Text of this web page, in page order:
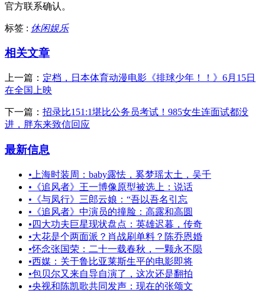
官方联系确认。
标签 : 休闲娱乐
相关文章
上一篇： 定档，日本体育动漫电影《排球少年！！》6月15日
在全国上映
下一篇： 招录比151:1堪比公务员考试！985女生连面试都没
进，胖东来致信回应
最新信息
• 上海时装周：baby露怯，奚梦瑶太土，吴千
• 《追风者》王一博像原型被选上：说话
• 《与凤行》三郎云娘：“吾以吾名引忘
• 《追风者》中演员的撞脸：高露和高圆
• 四大功夫巨星现状盘点：英雄迟暮，传奇
•大花是个两面派？肖战刷单料？陈乔恩婚
•怀念张国荣：二十一载春秋，一颗永不陨
•西媒：关于鲁比亚莱斯生平的电影即将
•包贝尔又来自导自演了，这次还是翻拍
•央视和陈凯歌共同发声：现在的张颂文